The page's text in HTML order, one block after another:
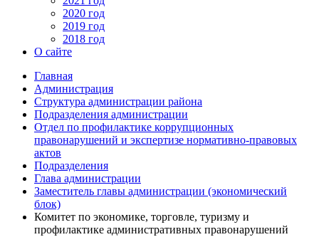
2020 год
2019 год
2018 год
О сайте
Главная
Администрация
Структура администрации района
Подразделения администрации
Отдел по профилактике коррупционных
правонарушений и экспертизе нормативно-правовых
актов
Подразделения
Глава администрации
Заместитель главы администрации (экономический
блок)
Комитет по экономике, торговле, туризму и
профилактике административных правонарушений